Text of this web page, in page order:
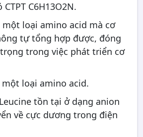
C6H13O2N.
một loại amino acid mà cơ
tự tổng hợp được, đóng
trong việc phát triển cơ
một loại amino acid.
tồn tại ở dạng anion
về cực dương trong điện